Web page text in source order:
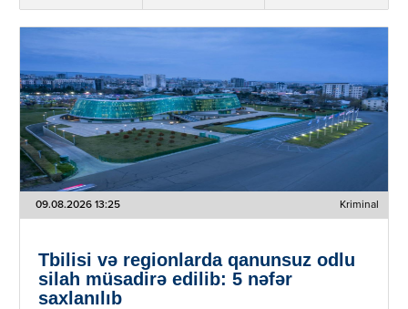
09.08.2026 13:25 Kriminal
Tbilisi və regionlarda qanunsuz odlu
silah müsadirə edilib: 5 nəfər
saxlanılıb